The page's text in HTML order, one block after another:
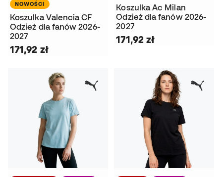
NOWOŚCI
Koszulka Valencia CF
Odzież dla fanów 2026-
2027
171,92 zł
Koszulka Ac Milan
Odzież dla fanów 2026-
2027
171,92 zł